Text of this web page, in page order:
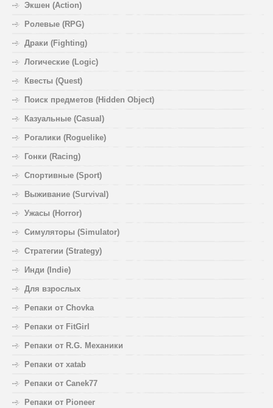
Экшен (Action)
Ролевые (RPG)
Драки (Fighting)
Логические (Logic)
Квесты (Quest)
Поиск предметов (Hidden Object)
Казуальные (Casual)
Рогалики (Roguelike)
Гонки (Racing)
Спортивные (Sport)
Выживание (Survival)
Ужасы (Horror)
Симуляторы (Simulator)
Стратегии (Strategy)
Инди (Indie)
Для взрослых
Репаки от Chovka
Репаки от FitGirl
Репаки от R.G. Механики
Репаки от xatab
Репаки от Canek77
Репаки от Pioneer